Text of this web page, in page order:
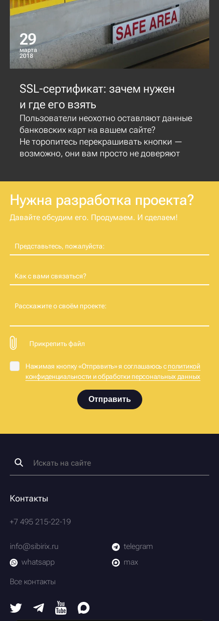
29
марта
2018
SSL-сертификат: зачем нужен
и где его взять
Пользователи неохотно оставляют данные
банковских карт на вашем сайте?
Не торопитесь перекрашивать кнопки —
возможно, они вам просто не доверяют
Нужна разработка проекта?
Давайте обсудим его. Продумаем. И сделаем!
Представьтесь, пожалуйста:
Как с вами связаться?
Расскажите о своём проекте:
Прикрепить файл
Нажимая кнопку «Отправить» я соглашаюсь сполитикой
конфиденциальности и обработки персональных данных
Отправить
Контакты
+7 495 215-22-19
info@sibirix.ru
telegram
whatsapp
max
Все контакты